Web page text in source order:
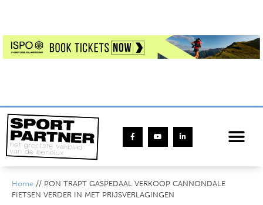
Home // PON TRAPT GASPEDAAL VERKOOP CANNONDALE
FIETSEN VERDER IN MET PRIJSVERLAGINGEN